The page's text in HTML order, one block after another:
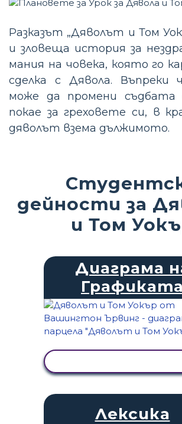
Разказът „Дяволът и Том
и зловеща история за
мания на човека, която го
сделка с Дявола. Въпреки
може да промени съдбата
покае за греховете си, в
дяволът взема дължимото.
дейности за
и Том
Диаграма
Графиката
Лексика